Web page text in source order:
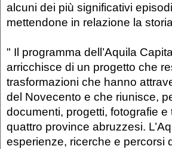
alcuni dei più significativi
mettendone in relazione la
" Il programma dell’Aquila
arricchisce di un progetto che
trasformazioni che hanno
del Novecento e che riunisce,
documenti, progetti, fotografie
quattro province abruzzesi.
esperienze, ricerche e percorsi